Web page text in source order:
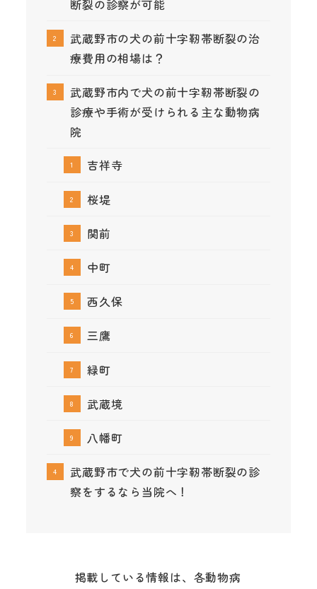
断裂の診察が可能
武蔵野市の犬の前十字靭帯断裂の治
療費用の相場は？
武蔵野市内で犬の前十字靭帯断裂の
診療や手術が受けられる主な動物病
院
吉祥寺
桜堤
関前
中町
西久保
三鷹
緑町
武蔵境
八幡町
武蔵野市で犬の前十字靭帯断裂の診
察をするなら当院へ！
掲載している情報は、各動物病